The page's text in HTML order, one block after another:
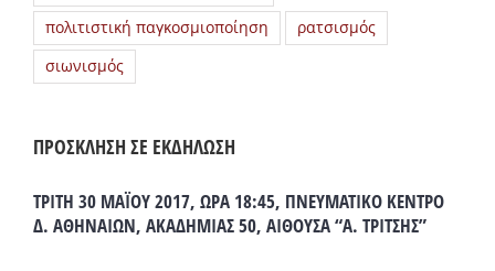
πολιτιστική παγκοσμιοποίηση
ρατσισμός
σιωνισμός
ΠΡΟΣΚΛΗΣΗ ΣΕ ΕΚΔΗΛΩΣΗ
ΤΡΙΤΗ 30 ΜΑΪΟΥ 2017, ΩΡΑ 18:45, ΠΝΕΥΜΑΤΙΚΟ ΚΕΝΤΡΟ
Δ. ΑΘΗΝΑΙΩΝ, ΑΚΑΔΗΜΙΑΣ 50, ΑΙΘΟΥΣΑ “Α. ΤΡΙΤΣΗΣ”